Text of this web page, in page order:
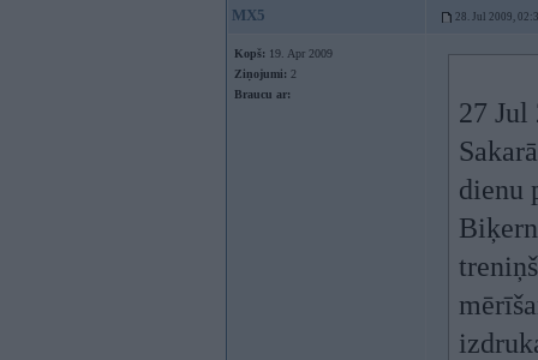
MX5 28. Jul 2009,
Kopš: 19. Apr 2009
Ziņojumi: 2
Braucu ar:
27 Jul
dienu